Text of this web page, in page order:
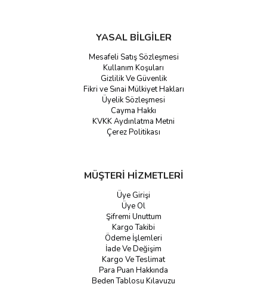
YASAL BİLGİLER
Mesafeli Satış Sözleşmesi
Kullanım Koşuları
Gizlilik Ve Güvenlik
Fikri ve Sınai Mülkiyet Hakları
Üyelik Sözleşmesi
Cayma Hakkı
KVKK Aydınlatma Metni
Çerez Politikası
MÜŞTERİ HİZMETLERİ
Üye Girişi
Üye Ol
Şifremi Unuttum
Kargo Takibi
Ödeme İşlemleri
İade Ve Değişim
Kargo Ve Teslimat
Para Puan Hakkında
Beden Tablosu Kılavuzu